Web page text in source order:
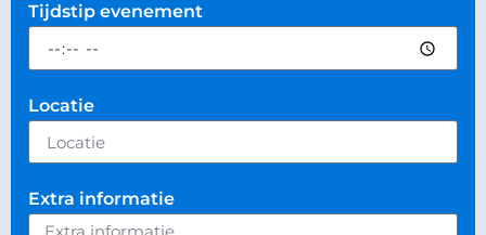
Tijdstip evenement
Locatie
Extra informatie